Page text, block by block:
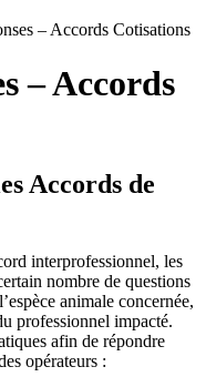
– Accords Cotisations
– Accords
Accords de
interprofessionnel, les
nombre de questions
animale concernée,
professionnel impacté.
afin de répondre
opérateurs :